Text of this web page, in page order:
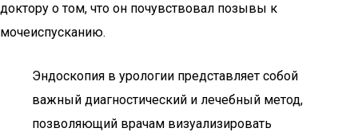
доктору о том, что он почувствовал позывы к
мочеиспусканию.
Эндоскопия в урологии представляет собой
важный диагностический и лечебный метод,
позволяющий врачам визуализировать